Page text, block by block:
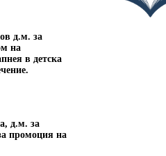
д.м. за
на
в детска
д.м. за
промоция на